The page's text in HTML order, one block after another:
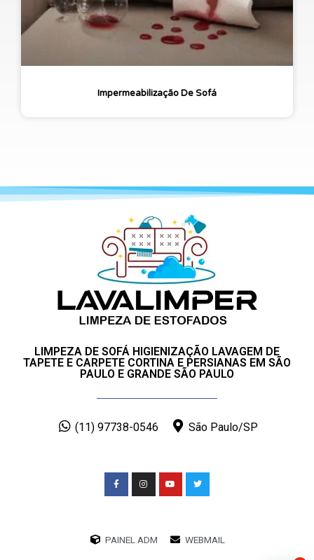
Impermeabilização De Sofá
LIMPEZA DE SOFÁ HIGIENIZAÇÃO LAVAGEM DE
TAPETE E CARPETE CORTINA E PERSIANAS EM SÃO
PAULO E GRANDE SÃO PAULO
(11) 97738-0546 São Paulo/SP
PAINEL ADM WEBMAIL